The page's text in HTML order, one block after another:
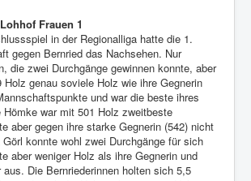
Frauen 1
in der Regionalliga hatte die 1.
gegen Bernried das Nachsehen. Nur
die zwei Durchgänge gewinnen konnte, aber
genau soviele Holz wie ihre Gegnerin
und war die beste ihres
Hömke war mit 501 Holz zweitbeste
aber gegen ihre starke Gegnerin (542) nicht
konnte wohl zwei Durchgänge für sich
aber weniger Holz als ihre Gegnerin und
Die Bernriederinnen holten sich 5,5